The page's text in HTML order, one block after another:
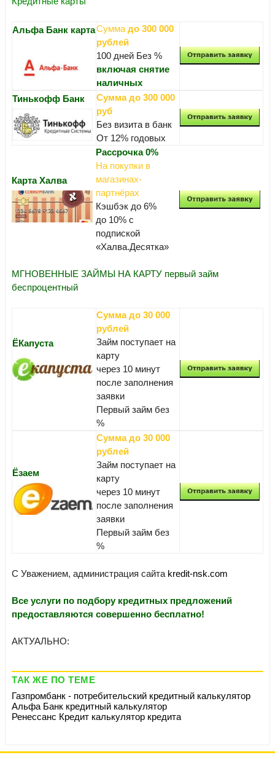
Альфа Банк картаСумма до 300 000
рублей
100 дней Без %
включая снятие
наличных
Тинькофф Банк
Сумма до 300 000
руб
Без визита в банк
От 12% годовых
Карта Халва
Рассрочка 0%
На покупки в
магазинах-
партнёрах
Кэшбэк до 6%
до 10% с
подпиской
«Халва.Десятка»
МГНОВЕННЫЕ ЗАЙМЫ НА КАРТУ первый займ
беспроцентный
ЁКапуста
Сумма до 30 000
рублей
Займ поступает на
карту
через 10 минут
после заполнения
заявки
Первый займ без
%
Ёзаем
Сумма до 30 000
рублей
Займ поступает на
карту
через 10 минут
после заполнения
заявки
Первый займ без
%
С Уважением, администрация сайта kredit-nsk.com
Все услуги по подбору кредитных предложений
предоставляются совершенно бесплатно!
АКТУАЛЬНО:
ТАК ЖЕ ПО ТЕМЕ
Газпромбанк - потребительский кредитный калькулятор
Альфа Банк кредитный калькулятор
Ренессанс Кредит калькулятор кредита